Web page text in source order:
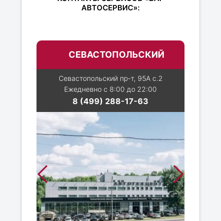
АВТОСЕРВИС»:
СЕВАСТОПОЛЬСКИЙ
Севастопольский пр-т, 95А с.2
Ежедневно с 8:00 до 22:00
8 (499) 288-17-63